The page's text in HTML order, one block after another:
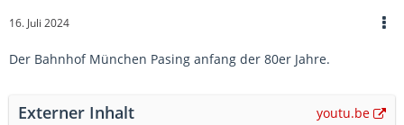
16. Juli 2024
Der Bahnhof München Pasing anfang der 80er Jahre.
Externer Inhalt
youtu.be